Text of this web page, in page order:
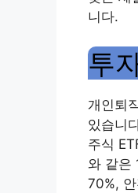
니다.
투
개인퇴
있습니
주식
와 같은
70%,